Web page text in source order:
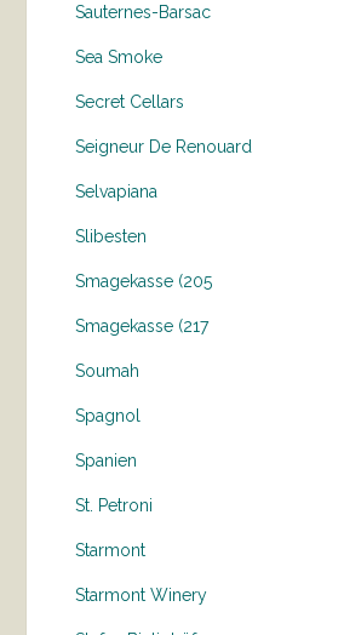
Sauternes-Barsac
Sea Smoke
Secret Cellars
Seigneur De Renouard
Selvapiana
Slibesten
Smagekasse (205
Smagekasse (217
Soumah
Spagnol
Spanien
St. Petroni
Starmont
Starmont Winery